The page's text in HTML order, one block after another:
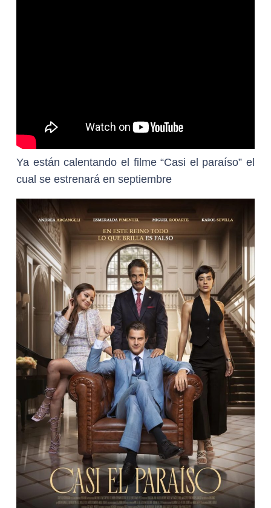
Ya están calentando el filme “Casi el paraíso” el
cual se estrenará en septiembre